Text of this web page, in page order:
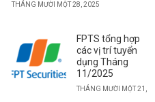
THÁNG MƯỜI MỘT 28, 2025
FPTS tổng hợp
các vị trí tuyển
dụng Tháng
11/2025
THÁNG MƯỜI MỘT 21,